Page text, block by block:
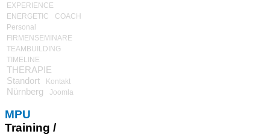
EXPERIENCE
ENERGETIC
COACH
Personal
FIRMENSEMINARE
TEAMBUILDING
TIMELINE
THERAPIE
Standort
Kontakt
Nürnberg Joomla
MPU
Training /